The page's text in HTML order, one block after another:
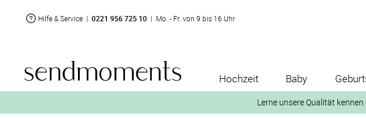
Hilfe & Service | 0221 956 725 10 | Mo. - Fr. von 9 bis 16 Uhr
Hochzeit Baby
Lerne unsere Qualität